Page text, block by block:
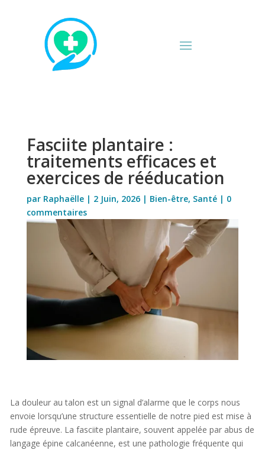
Fasciite plantaire :
traitements efficaces et
exercices de rééducation
par Raphaëlle| 2 Juin, 2026| Bien-être, Santé| 0
commentaires
La douleur au talon est un signal d’alarme que le corps nous
envoie lorsqu’une structure essentielle de notre pied est mise à
rude épreuve. La fasciite plantaire, souvent appelée par abus de
langage épine calcanéenne, est une pathologie fréquente qui